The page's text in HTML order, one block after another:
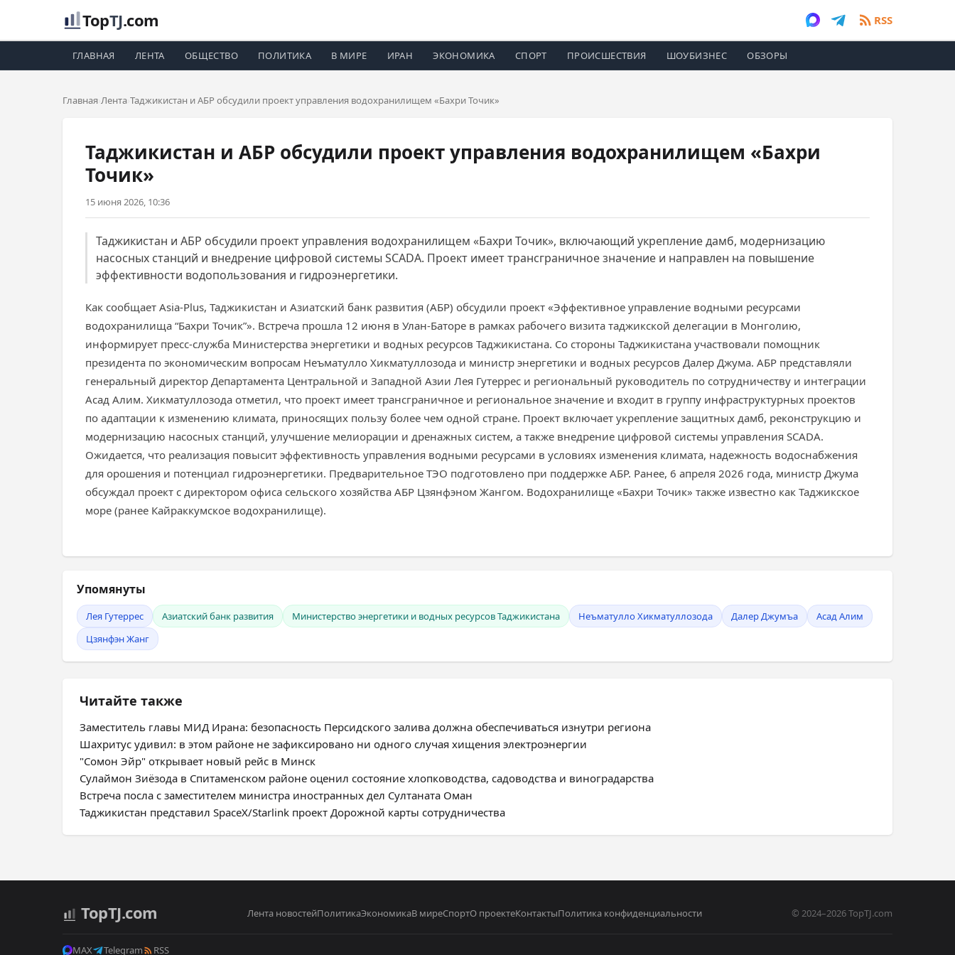
TopTJ.com RSS
ГЛАВНАЯ ЛЕНТА ОБЩЕСТВО ПОЛИТИКА В МИРЕ ИРАН ЭКОНОМИКА СПОРТ ПРОИСШЕСТВИЯ ШОУБИЗНЕС ОБЗОРЫ
Главная Лента Таджикистан и АБР обсудили проект управления водохранилищем «Бахри Точик»
Таджикистан и АБР обсудили проект управления водохранилищем «Бахри
Точик»
15 июня 2026, 10:36
Таджикистан и АБР обсудили проект управления водохранилищем «Бахри Точик», включающий укрепление дамб, модернизацию
насосных станций и внедрение цифровой системы SCADA. Проект имеет трансграничное значение и направлен на повышение
эффективности водопользования и гидроэнергетики.
Как сообщает Asia-Plus, Таджикистан и Азиатский банк развития (АБР) обсудили проект «Эффективное управление водными ресурсами
водохранилища “Бахри Точик”». Встреча прошла 12 июня в Улан-Баторе в рамках рабочего визита таджикской делегации в Монголию,
информирует пресс-служба Министерства энергетики и водных ресурсов Таджикистана. Со стороны Таджикистана участвовали помощник
президента по экономическим вопросам Неъматулло Хикматуллозода и министр энергетики и водных ресурсов Далер Джума. АБР представляли
генеральный директор Департамента Центральной и Западной Азии Лея Гутеррес и региональный руководитель по сотрудничеству и интеграции
Асад Алим. Хикматуллозода отметил, что проект имеет трансграничное и региональное значение и входит в группу инфраструктурных проектов
по адаптации к изменению климата, приносящих пользу более чем одной стране. Проект включает укрепление защитных дамб, реконструкцию и
модернизацию насосных станций, улучшение мелиорации и дренажных систем, а также внедрение цифровой системы управления SCADA.
Ожидается, что реализация повысит эффективность управления водными ресурсами в условиях изменения климата, надежность водоснабжения
для орошения и потенциал гидроэнергетики. Предварительное ТЭО подготовлено при поддержке АБР. Ранее, 6 апреля 2026 года, министр Джума
обсуждал проект с директором офиса сельского хозяйства АБР Цзянфэном Жангом. Водохранилище «Бахри Точик» также известно как Таджикское
море (ранее Кайраккумское водохранилище).
Упомянуты
Лея Гутеррес Азиатский банк развития Министерство энергетики и водных ресурсов Таджикистана Неъматулло Хикматуллозода Далер Джумъа
Асад Алим
Цзянфэн Жанг
Читайте также
Заместитель главы МИД Ирана: безопасность Персидского залива должна обеспечиваться изнутри региона
Шахритус удивил: в этом районе не зафиксировано ни одного случая хищения электроэнергии
"Сомон Эйр" открывает новый рейс в Минск
Сулаймон Зиёзода в Спитаменском районе оценил состояние хлопководства, садоводства и виноградарства
Встреча посла с заместителем министра иностранных дел Султаната Оман
Таджикистан представил SpaceX/Starlink проект Дорожной карты сотрудничества
TopTJ.com Лента новостейПолитикаЭкономикаВ миреСпортО проектеКонтактыПолитика конфиденциальности © 2024–2026 TopTJ.com
MAX Telegram RSS